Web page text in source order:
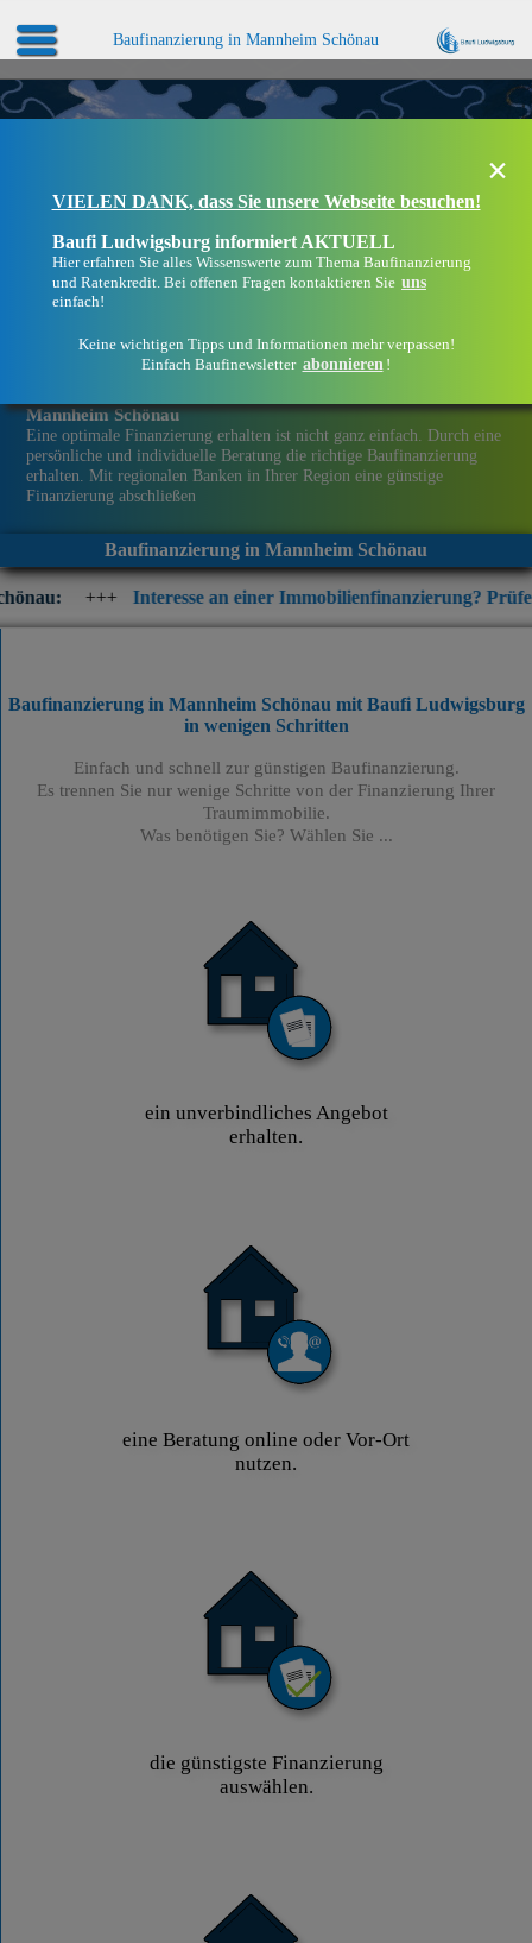
Baufinanzierung in Mannheim Schönau
Mannheim Schönau
Eine optimale Finanzierung erhalten ist nicht ganz einfach. Durch eine
persönliche und individuelle Beratung die richtige Baufinanzierung
erhalten. Mit regionalen Banken in Ihrer Region eine günstige
Finanzierung abschließen
Baufinanzierung in Mannheim Schönau
Interesse an einer Immobilienfinanzierung? Prüfen Sie jetzt
×
VIELEN DANK, dass Sie unsere Webseite besuchen!
Baufi Ludwigsburg informiert AKTUELL
Hier erfahren Sie alles Wissenswerte zum Thema Baufinanzierung
und Ratenkredit. Bei offenen Fragen kontaktieren Sie uns
einfach!
Keine wichtigen Tipps und Informationen mehr verpassen!
Einfach Baufinewsletter abonnieren !
Baufinanzierung in Mannheim Schönau mit Baufi Ludwigsburg
in wenigen Schritten
Einfach und schnell zur günstigen Baufinanzierung.
Es trennen Sie nur wenige Schritte von der Finanzierung Ihrer
Traumimmobilie.
Was benötigen Sie? Wählen Sie ...
ein unverbindliches Angebot
erhalten.
eine Beratung online oder Vor-Ort
nutzen.
die günstigste Finanzierung
auswählen.